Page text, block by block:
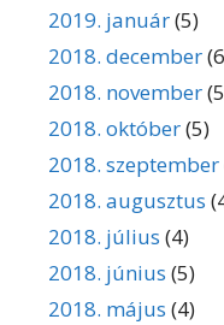
2019. január(5)
2018. december
2018. november
2018. október(5)
2018. szeptember
2018. augusztus
2018. július (4)
2018. június (5)
2018. május (4)